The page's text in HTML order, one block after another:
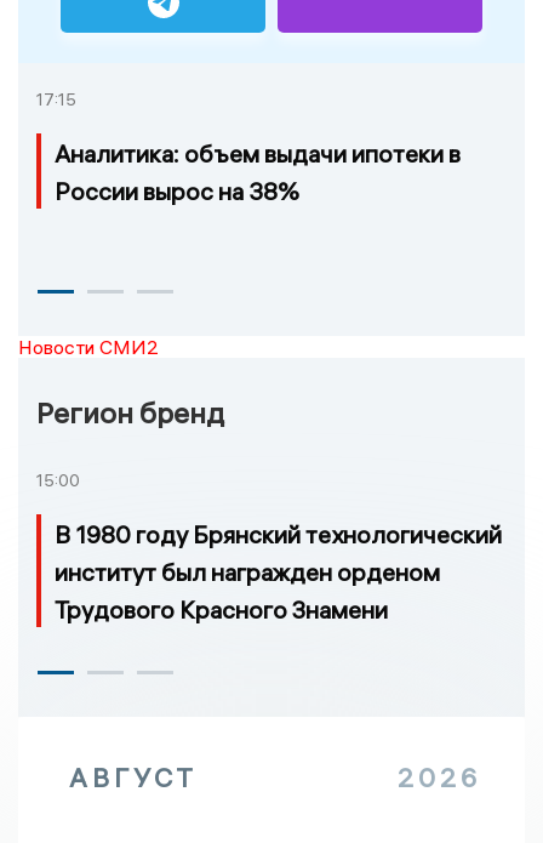
17:15
Аналитика: объем выдачи ипотеки в
России вырос на 38%
Новости СМИ2
Регион бренд
15:00
В 1980 году Брянский технологический
институт был награжден орденом
Трудового Красного Знамени
АВГУСТ 2026